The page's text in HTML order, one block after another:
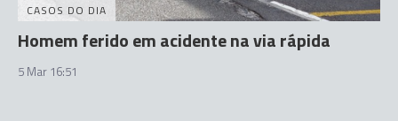
CASOS DO DIA
Homem ferido em acidente na via rápida
5 Mar 16:51